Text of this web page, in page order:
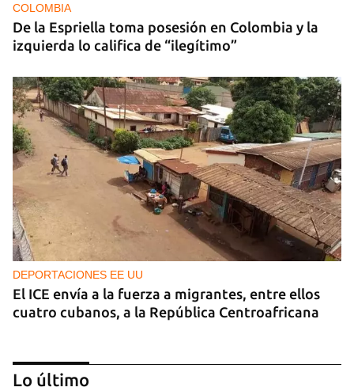
COLOMBIA
De la Espriella toma posesión en Colombia y la
izquierda lo califica de “ilegítimo”
DEPORTACIONES EE UU
El ICE envía a la fuerza a migrantes, entre ellos
cuatro cubanos, a la República Centroafricana
Lo último